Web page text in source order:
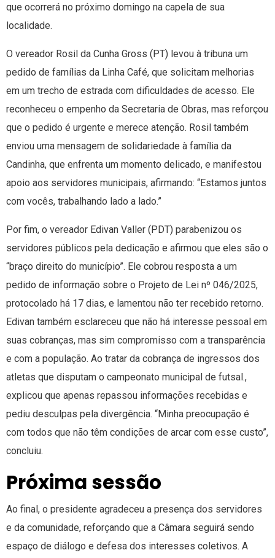
que ocorrerá no próximo domingo na capela de sua
localidade.
O vereador Rosil da Cunha Gross (PT) levou à tribuna um
pedido de famílias da Linha Café, que solicitam melhorias
em um trecho de estrada com dificuldades de acesso. Ele
reconheceu o empenho da Secretaria de Obras, mas reforçou
que o pedido é urgente e merece atenção. Rosil também
enviou uma mensagem de solidariedade à família da
Candinha, que enfrenta um momento delicado, e manifestou
apoio aos servidores municipais, afirmando: “Estamos juntos
com vocês, trabalhando lado a lado.”
Por fim, o vereador Edivan Valler (PDT) parabenizou os
servidores públicos pela dedicação e afirmou que eles são o
“braço direito do município”. Ele cobrou resposta a um
pedido de informação sobre o Projeto de Lei nº 046/2025,
protocolado há 17 dias, e lamentou não ter recebido retorno.
Edivan também esclareceu que não há interesse pessoal em
suas cobranças, mas sim compromisso com a transparência
e com a população. Ao tratar da cobrança de ingressos dos
atletas que disputam o campeonato municipal de futsal.,
explicou que apenas repassou informações recebidas e
pediu desculpas pela divergência. “Minha preocupação é
com todos que não têm condições de arcar com esse custo”,
concluiu.
Próxima sessão
Ao final, o presidente agradeceu a presença dos servidores
e da comunidade, reforçando que a Câmara seguirá sendo
espaço de diálogo e defesa dos interesses coletivos. A